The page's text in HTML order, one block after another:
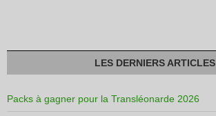
LES DERNIERS ARTICLES
Packs à gagner pour la Transléonarde 2026